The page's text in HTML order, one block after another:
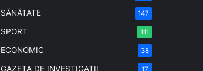
SĂNĂTATE 147
SPORT 111
ECONOMIC 38
GAZETA DE INVESTIGAȚII